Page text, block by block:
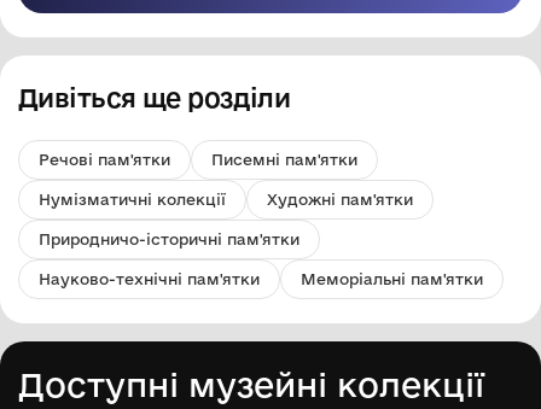
Дивіться ще розділи
Речові пам'ятки Писемні пам'ятки
Нумізматичні колекції Художні пам'ятки
Природничо-історичні пам'ятки
Науково-технічні пам'ятки Меморіальні пам'ятки
Доступні музейні колекції